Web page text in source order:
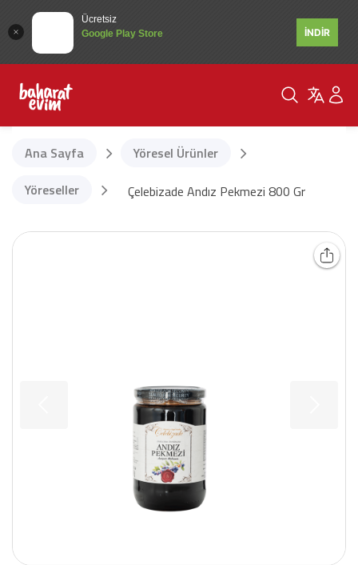
Ücretsiz
Google Play Store
İNDİR
Ana Sayfa
Yöresel Ürünler
Yöreseller
Çelebizade Andız Pekmezi 800 Gr